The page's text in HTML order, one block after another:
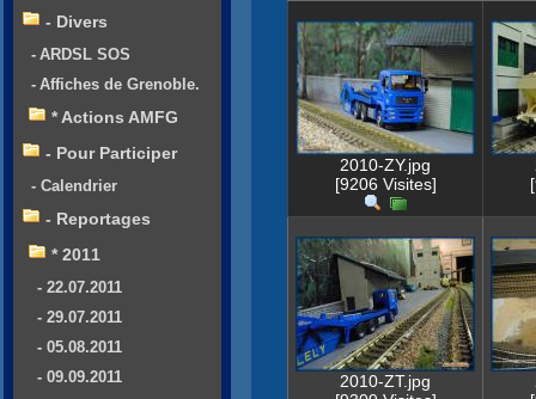
2010-ZY.jpg
[9206 Visites]
2010-ZT.jpg
- Divers
- ARDSL SOS
- Affiches de Grenoble.
* Actions AMFG
- Pour Participer
- Calendrier
- Reportages
* 2011
- 22.07.2011
- 29.07.2011
- 05.08.2011
- 09.09.2011